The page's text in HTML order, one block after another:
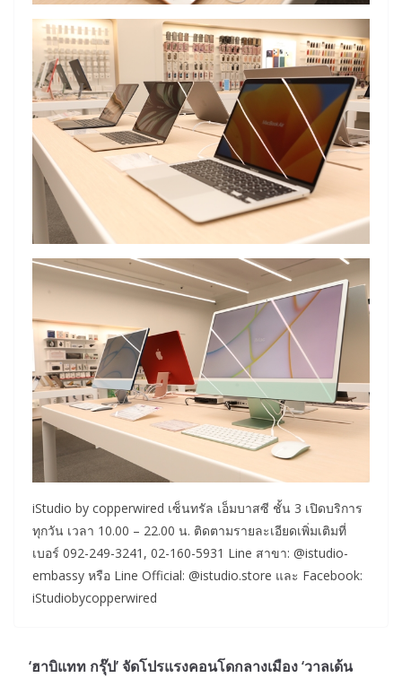
iStudio by copperwired เซ็นทรัล เอ็มบาสซี ชั้น 3 เปิดบริการ
ทุกวัน เวลา 10.00 – 22.00 น. ติดตามรายละเอียดเพิ่มเติมที่
เบอร์ 092-249-3241, 02-160-5931 Line สาขา: @istudio-
embassy หรือ Line Official: @istudio.store และ Facebook:
iStudiobycopperwired
‘ฮาบิแทท กรุ๊ป’ จัดโปรแรงคอนโดกลางเมือง ‘วาลเด้น